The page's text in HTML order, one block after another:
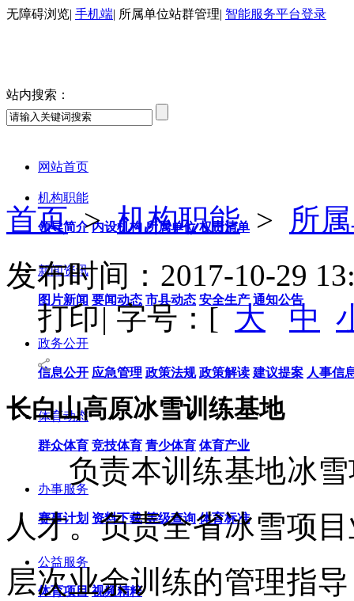
无障碍浏览| 手机端| 所属单位站群管理| 智能服务平台登录
站内搜索：
网站首页
机构职能
领导简介 内设机构 所属单位 权责清单
新闻资讯
图片新闻 要闻动态 市县动态 安全生产 通知公告
政务公开
信息公开 应急管理 政策法规 政策解读 建议提案 人事信
体育动态
群众体育 竞技体育 青少体育 体育产业
办事服务
赛事计划 资料下载 等级查询 体育标准
公益服务
体育项目 视频精粹
首页>机构职能> 所
发布时间：2017-10-29
打印| 字号：[大 中
长白山高原冰雪训练基地
负责本训练基地冰
人才。负责全省冰雪项
层次业余训练的管理指